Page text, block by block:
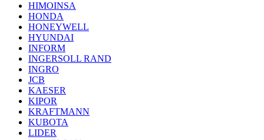
HIMOINSA
HONDA
HONEYWELL
HYUNDAI
INFORM
INGERSOLL RAND
INGRO
JCB
KAESER
KIPOR
KRAFTMANN
KUBOTA
LIDER